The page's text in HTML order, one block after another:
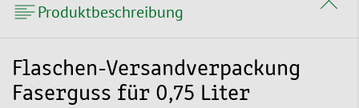
Produktbeschreibung
Flaschen-Versandverpackung
Faserguss für 0,75 Liter